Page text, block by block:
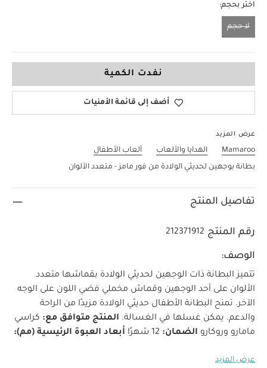
اختر بحجم:
لا حجم
نفدت الكمية
أضف إلى قائمة الأمنيات
عرض المزيد
Mamaroo الهدايا والألعاب
ألعاب الأطفال
بطانة بوجهين لحديثي الولادة من فور مامز - متعدد الألوان
تفاصيل المنتج
رقم المنتج 212371912
الوصف:
تتميز البطانة ذات الوجهين لحديثي الولادة بقماشها متعدد
الألوان على أحد الوجهين وقماش مخملي فضي اللون على الوجه
الآخر. تمنح البطانة الأطفال حديثي الولادة مزيدًا من الراحة
والدعم. يمكن غسلها في الغسالة. المنتج متوافق مع: كراسي
مامارو وروكارو الضمان: 12 شهرًا
أبعاد العبوة الرئيسية (مم):
(كغم):1.9‏
عرض المزيد